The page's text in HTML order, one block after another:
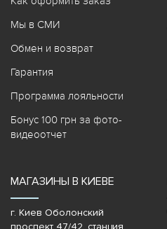
Мы в СМИ
Обмен и возврат
Гарантия
Программа лояльности
Бонус 100 грн за фото-
видеоотчет
МАГАЗИНЫ В КИЕВЕ
г. Киев Оболонский
проспект 47/42, станция